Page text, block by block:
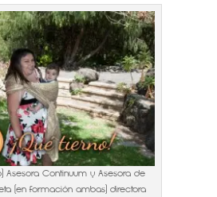
Asesora Continuum y Asesora de
(en formación ambas) directora